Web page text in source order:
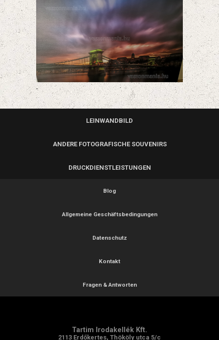
-
LEINWANDBILD
ANDERE FOTOGRAFISCHE SOUVENIRS
DRUCKDIENSTLEISTUNGEN
Blog
Allgemeine Geschäftsbedingungen
Datenschutz
Kontakt
Fragen & Antworten
Tartim Irodakellék Kft.
2113 Erdőkertes, Thököly utca 5/c